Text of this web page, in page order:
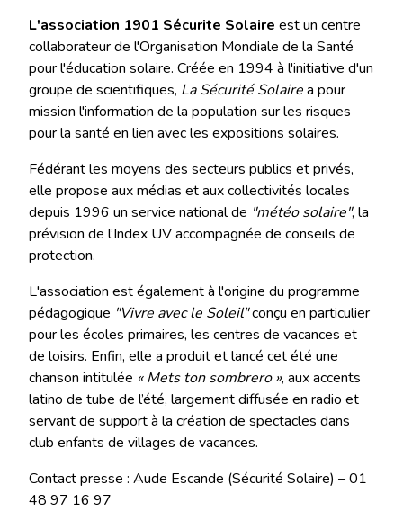
L'association 1901 Sécurite Solaire est un centre
collaborateur de l'Organisation Mondiale de la Santé
pour l'éducation solaire. Créée en 1994 à l'initiative d'un
groupe de scientifiques, La Sécurité Solairea pour
mission l'information de la population sur les risques
pour la santé en lien avec les expositions solaires.
Fédérant les moyens des secteurs publics et privés,
elle propose aux médias et aux collectivités locales
depuis 1996 un service national de "météo solaire", la
prévision de l’Index UV accompagnée de conseils de
protection.
L'association est également à l'origine du programme
pédagogique "Vivre avec le Soleil"conçu en particulier
pour les écoles primaires, les centres de vacances et
de loisirs. Enfin, elle a produit et lancé cet été une
chanson intitulée « Mets ton sombrero », aux accents
latino de tube de l’été, largement diffusée en radio et
servant de support à la création de spectacles dans
club enfants de villages de vacances.
Contact presse : Aude Escande (Sécurité Solaire) – 01
48 97 16 97